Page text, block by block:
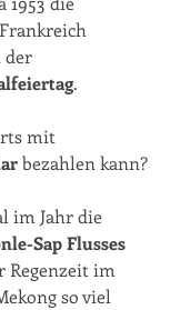
der
.
mit
bezahlen kann?
im Jahr die
Sap Flusses
Regenzeit im
so viel